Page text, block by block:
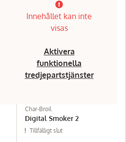
Innehållet kan inte
visas
Aktivera
funktionella
tredjepartstjänster
Char-Broil
Digital Smoker 2
Tillfälligt slut